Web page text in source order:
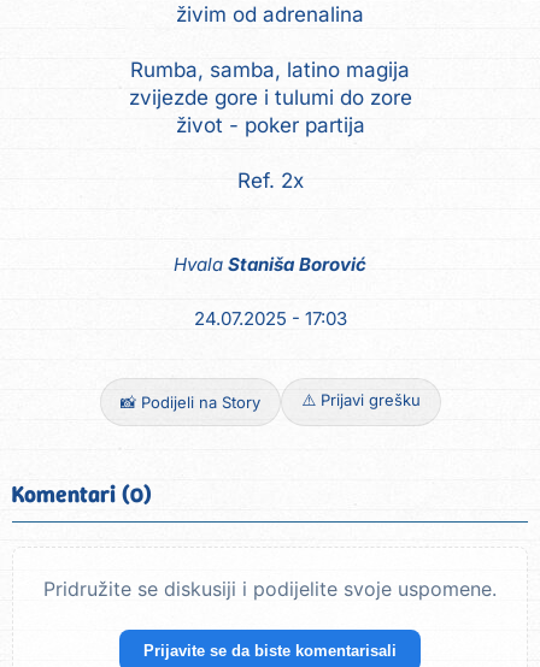
živim od adrenalina
Rumba, samba, latino magija
zvijezde gore i tulumi do zore
život - poker partija
Ref. 2x
Hvala Staniša Borović
24.07.2025 - 17:03
📸 Podijeli na Story ⚠️ Prijavi grešku
Komentari (0)
Pridružite se diskusiji i podijelite svoje uspomene.
Prijavite se da biste komentarisali